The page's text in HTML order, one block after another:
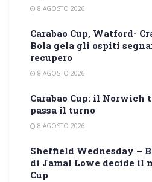
8 AGOSTO 2026
Carabao Cup, Watford-
Bola gela gli ospiti
recupero
8 AGOSTO 2026
Carabao Cup: il Norwich
passa il turno
8 AGOSTO 2026
Sheffield Wednesday –
di Jamal Lowe decide il
Cup